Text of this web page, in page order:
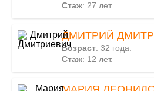
Стаж: 27 лет.
ДМИТРИЙ
Возраст: 32 года.
Стаж: 12 лет.